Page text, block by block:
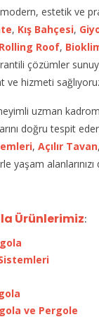
estetik ve
, Kış Bahçesi,
Rolling Roof,
çözümler
ve hizmeti
uzman
doğru tespit
, Açılır Tavan,
yaşam
Ürünlerimiz:
ve Pergole